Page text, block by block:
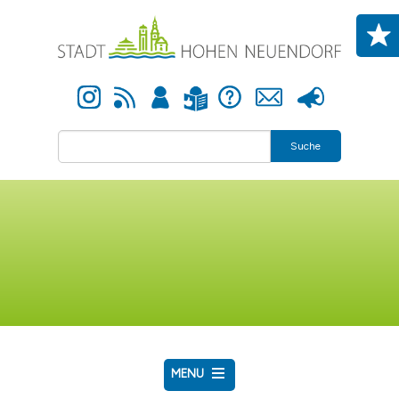
Instagram Newsfeed Anmelden Leichte Sprache Hilfe Kontakt Presse
Suche
MENU